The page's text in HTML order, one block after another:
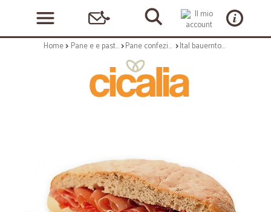
Home Pane e e pasticceria Pane confezionato Ital bauerntoast gr.155